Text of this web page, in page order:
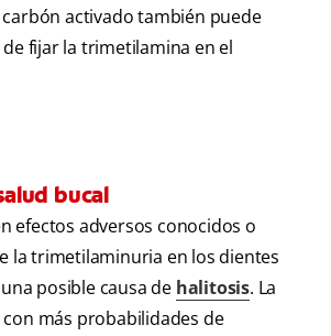
activado también puede
fijar la trimetilamina en el
bucal
efectos adversos conocidos o
la trimetilaminuria en los dientes
posible causa de halitosis. La
con más probabilidades de